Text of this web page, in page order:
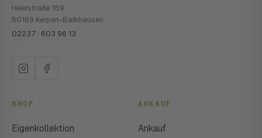
Heerstraße 189
50169 Kerpen-Balkhausen
02237 · 603 96 13
SHOP
Eigenkollektion
ANKAUF
Ankauf